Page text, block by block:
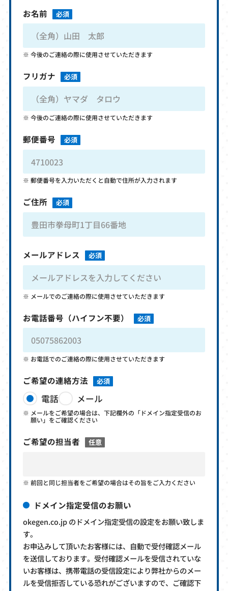
お名前 必須
今後のご連絡の際に使用させていただきます
フリガナ 必須
今後のご連絡の際に使用させていただきます
郵便番号 必須
郵便番号を入力いただくと自動で住所が入力されます
ご住所 必須
メールアドレス 必須
メールでのご連絡の際に使用させていただきます
お電話番号 （ハイフン不要） 必須
お電話でのご連絡の際に使用させていただきます
ご希望の連絡方法 必須
電話 メール
メールをご希望の場合は、下記欄外の「ドメイン指定受信のお
願い」をご確認ください
ご希望の担当者 任意
前回と同じ担当者をご希望の場合はその旨をご入力ください
ドメイン指定受信のお願い
okegen.co.jp のドメイン指定受信の設定をお願い致しま
す。
お申込みして頂いたお客様には、自動で受付確認メール
を送信しております。受付確認メールを受信されていな
いお客様は、携帯電話の受信設定により弊社からのメー
ルを受信拒否している恐れがございますので、ご確認下